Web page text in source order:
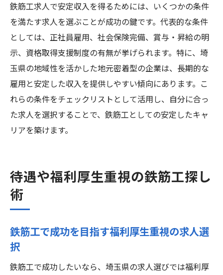
鉄筋工求人で安定収入を得るためには、いくつかの条件
を満たす求人を選ぶことが成功の鍵です。代表的な条件
としては、正社員雇用、社会保険完備、賞与・昇給の明
示、資格取得支援制度の有無が挙げられます。特に、埼
玉県の地域性を活かした地元密着型の企業は、長期的な
雇用と安定した収入を提供しやすい傾向にあります。こ
れらの条件をチェックリストとして活用し、自分に合っ
た求人を選択することで、鉄筋工としての安定したキャ
リアを築けます。
待遇や福利厚生重視の鉄筋工探し
術
鉄筋工で成功を目指す福利厚生重視の求人選
択
鉄筋工で成功したいなら、埼玉県の求人選びでは福利厚